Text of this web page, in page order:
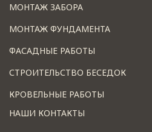
МОНТАЖ ЗАБОРА
МОНТАЖ ФУНДАМЕНТА
ФАСАДНЫЕ РАБОТЫ
СТРОИТЕЛЬСТВО БЕСЕДОК
КРОВЕЛЬНЫЕ РАБОТЫ
НАШИ КОНТАКТЫ